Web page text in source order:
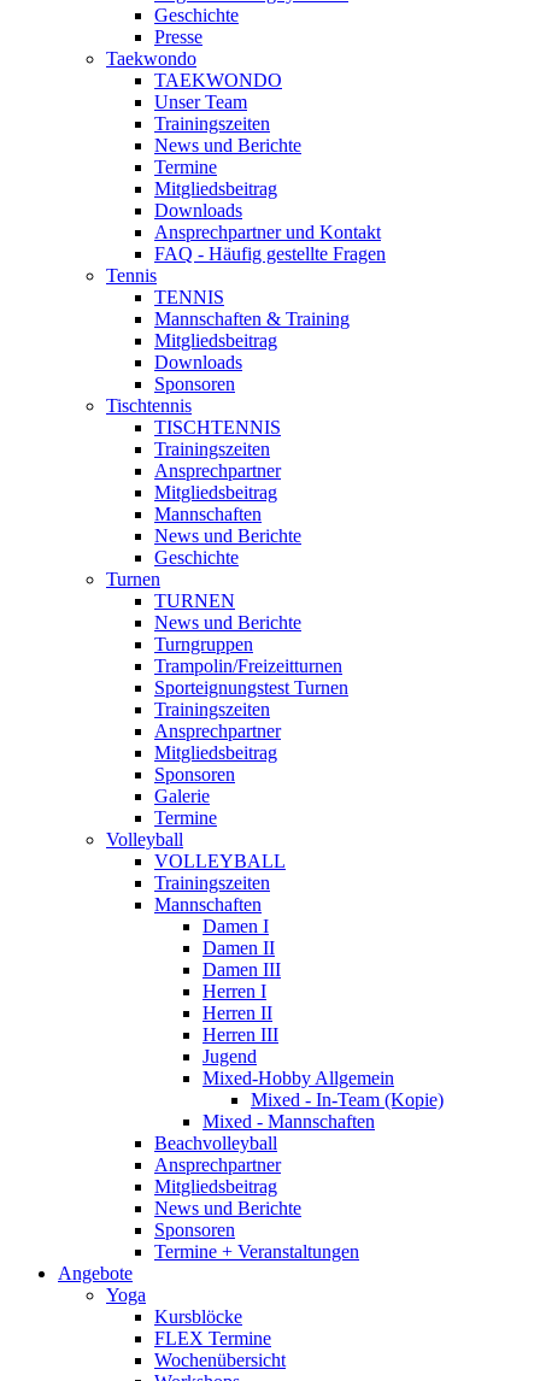
Geschichte
Presse
Taekwondo
TAEKWONDO
Unser Team
Trainingszeiten
News und Berichte
Termine
Mitgliedsbeitrag
Downloads
Ansprechpartner und Kontakt
FAQ - Häufig gestellte Fragen
Tennis
TENNIS
Mannschaften & Training
Mitgliedsbeitrag
Downloads
Sponsoren
Tischtennis
TISCHTENNIS
Trainingszeiten
Ansprechpartner
Mitgliedsbeitrag
Mannschaften
News und Berichte
Geschichte
Turnen
TURNEN
News und Berichte
Turngruppen
Trampolin/Freizeitturnen
Sporteignungstest Turnen
Trainingszeiten
Ansprechpartner
Mitgliedsbeitrag
Sponsoren
Galerie
Termine
Volleyball
VOLLEYBALL
Trainingszeiten
Mannschaften
Damen I
Damen II
Damen III
Herren I
Herren II
Herren III
Jugend
Mixed-Hobby Allgemein
Mixed - In-Team (Kopie)
Mixed - Mannschaften
Beachvolleyball
Ansprechpartner
Mitgliedsbeitrag
News und Berichte
Sponsoren
Termine + Veranstaltungen
Angebote
Yoga
Kursblöcke
FLEX Termine
Wochenübersicht